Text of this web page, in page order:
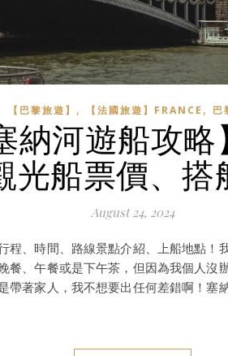
【巴黎旅遊】 , 【法國旅遊】FRANCE , 巴
納河遊船攻
光船票價、搭
August 24, 2024
程、時間、路線景點介紹、上船地點！
餐、午餐或是下午茶，但因為我個人沒
帶著家人，我不想要出任何差錯啊！塞